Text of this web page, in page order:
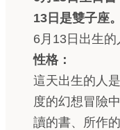
13日是雙子座。
6月13日出生的
性格：
這天出生的人
度的幻想冒險
讀的書、所作